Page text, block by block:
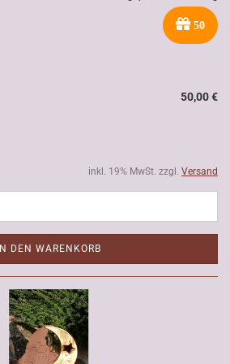
50
50,00 €
inkl. 19% MwSt. zzgl. Versand
IN DEN WARENKORB